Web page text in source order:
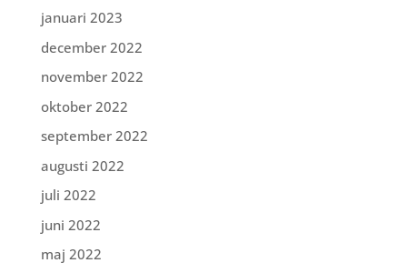
januari 2023
december 2022
november 2022
oktober 2022
september 2022
augusti 2022
juli 2022
juni 2022
maj 2022